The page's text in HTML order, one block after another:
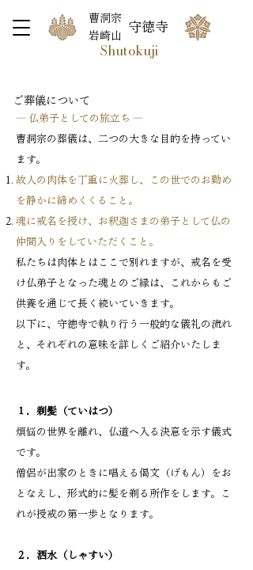
曹洞宗
岩崎山
守徳寺
Shutokuji
ご葬儀について
― 仏弟子としての旅立ち ―
曹洞宗の葬儀は、二つの大きな目的を持ってい
ます。
故人の肉体を丁重に火葬し、この世でのお勤め
を静かに締めくくること。
魂に戒名を授け、お釈迦さまの弟子として仏の
仲間入りをしていただくこと。
私たちは肉体とはここで別れますが、戒名を受
け仏弟子となった魂とのご縁は、これからもご
供養を通じて長く続いていきます。
以下に、守徳寺で執り行う一般的な儀礼の流れ
と、それぞれの意味を詳しくご紹介いたしま
す。
１．剃髪（ていはつ）
煩悩の世界を離れ、仏道へ入る決意を示す儀式
です。
僧侶が出家のときに唱える偈文（げもん）をお
となえし、形式的に髪を剃る所作をします。こ
れが授戒の第一歩となります。
２．洒水（しゃすい）